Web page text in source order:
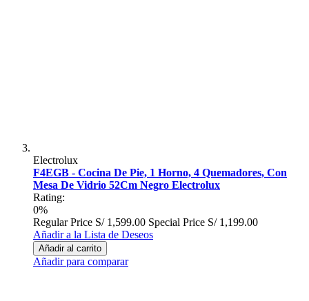
Electrolux
F4EGB - Cocina De Pie, 1 Horno, 4 Quemadores, Con
Mesa De Vidrio 52Cm Negro Electrolux
Rating:
0%
Regular Price S/ 1,599.00 Special Price S/ 1,199.00
Añadir a la Lista de Deseos
Añadir al carrito
Añadir para comparar